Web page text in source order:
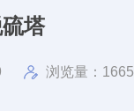
塔
浏览量：1665